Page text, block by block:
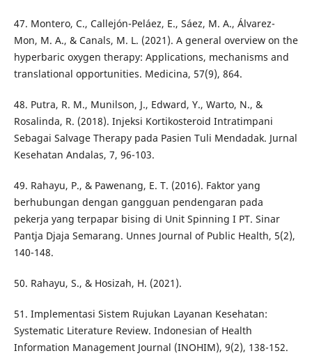
47. Montero, C., Callejón-Peláez, E., Sáez, M. A., Álvarez-
Mon, M. A., & Canals, M. L. (2021). A general overview on the
hyperbaric oxygen therapy: Applications, mechanisms and
translational opportunities. Medicina, 57(9), 864.
48. Putra, R. M., Munilson, J., Edward, Y., Warto, N., &
Rosalinda, R. (2018). Injeksi Kortikosteroid Intratimpani
Sebagai Salvage Therapy pada Pasien Tuli Mendadak. Jurnal
Kesehatan Andalas, 7, 96-103.
49. Rahayu, P., & Pawenang, E. T. (2016). Faktor yang
berhubungan dengan gangguan pendengaran pada
pekerja yang terpapar bising di Unit Spinning I PT. Sinar
Pantja Djaja Semarang. Unnes Journal of Public Health, 5(2),
140-148.
50. Rahayu, S., & Hosizah, H. (2021).
51. Implementasi Sistem Rujukan Layanan Kesehatan:
Systematic Literature Review. Indonesian of Health
Information Management Journal (INOHIM), 9(2), 138-152.